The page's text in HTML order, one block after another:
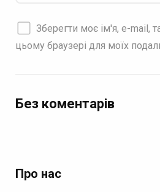
Зберегти моє ім'я, e-mail,
цьому браузері для моїх
Без коментарів
Про нас